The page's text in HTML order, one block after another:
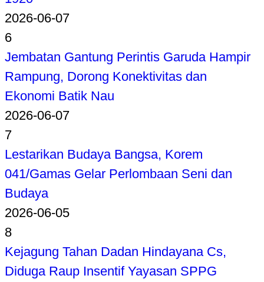
2026-06-07
6
Jembatan Gantung Perintis Garuda Hampir
Rampung, Dorong Konektivitas dan
Ekonomi Batik Nau
2026-06-07
7
Lestarikan Budaya Bangsa, Korem
041/Gamas Gelar Perlombaan Seni dan
Budaya
2026-06-05
8
Kejagung Tahan Dadan Hindayana Cs,
Diduga Raup Insentif Yayasan SPPG